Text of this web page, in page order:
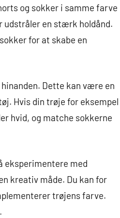
og sokker i samme farve
udstråler en stærk holdånd.
for at skabe en
Dette kan være en
Hvis din trøje for eksempel
hvid, og matche sokkerne
eksperimentere med
kreativ måde. Du kan for
trøjens farve.